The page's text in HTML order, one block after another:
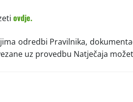
ovdje.
odredbi Pravilnika,
uz provedbu Natječaja